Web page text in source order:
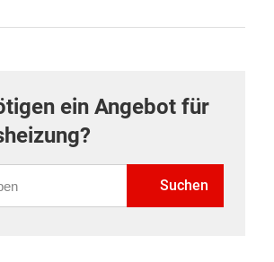
ein Angebot für
Suchen